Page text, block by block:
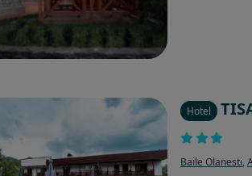
Hotel
Baile Olanesti,